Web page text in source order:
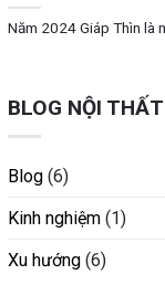
Năm 2024 Giáp Thìn là
BLOG NỘI
Blog (6)
Kinh nghiệm (1)
Xu hướng (6)